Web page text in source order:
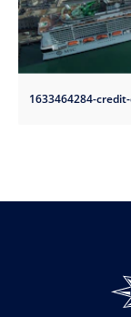
1633464284-